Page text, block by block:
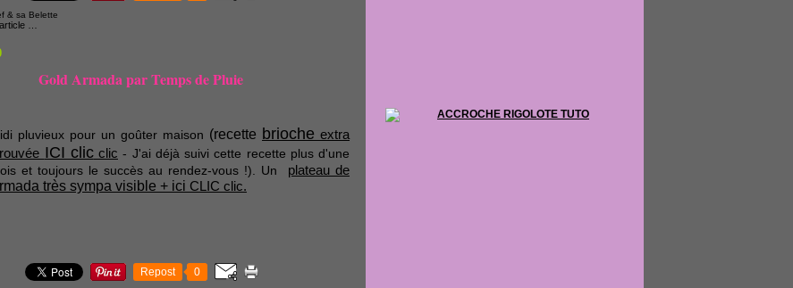
& sa Belette
…
Gold Armada par Temps de Pluie
pluvieux pour un goûter maison (recette brioche extra
ICI clicclic - J'ai déjà suivi cette recette plus d'une
et toujours le succès au rendez-vous !). Un plateau de
très sympa visible + ici CLIC clic.
Repost 0